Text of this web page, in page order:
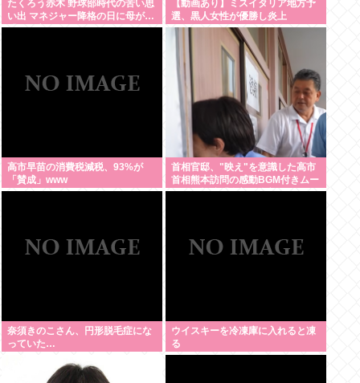
たくろう赤木 野球部時代の苦い思
い出 マネジャー降格の日に母が…
「何も言えなくて」
【動画あり】ミスイタリア地方予
選、黒人女性が優勝し炎上
高市早苗の消費税減税、93%が
「賛成」www
首相官邸、"映え"を意識した高市
首相熊本訪問の感動BGM付きムー
ビーを投稿「全部が全部ありがた
奈須きのこさん、円形脱毛症にな
っていた…
ウイスキーを冷凍庫に入れると凍
る